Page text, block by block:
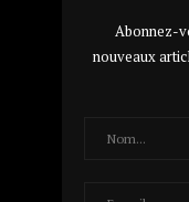
Abonnez-
nouveaux